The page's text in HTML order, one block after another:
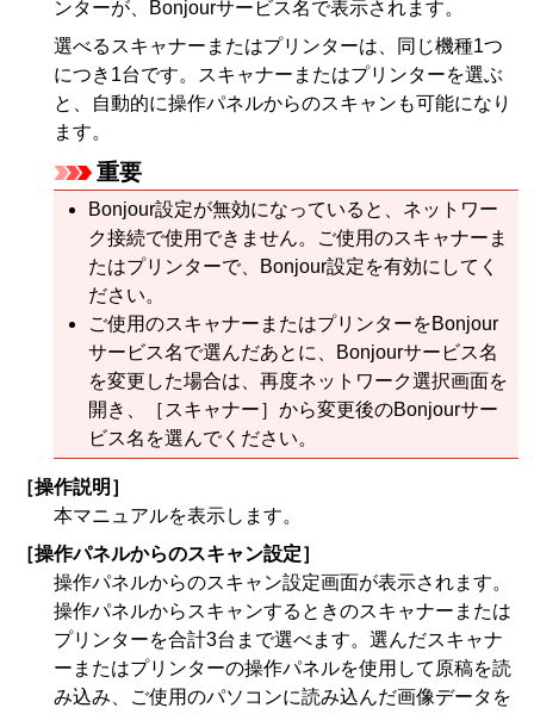
ンターが、 Bonjourサービス名で表示されます。
選べる スキャナー またはプリンターは、同じ機種1つ
につき1台です。 スキャナー またはプリンターを選ぶ
と、自動的に操作パネルからのスキャンも可能になり
ます。
重要
Bonjour設定が無効になっていると、ネットワー
ク接続で使用できません。
ご使用のスキャナー ま
たはプリンターで、 Bonjour設定を有効にしてく
ださい。
ご使用のスキャナー またはプリンターをBonjour
サービス名で選んだあとに、
Bonjourサービス名
を変更した場合は、再度ネットワーク選択画面を
開き、［ スキャナー］から変更後のBonjourサー
ビス名を選んでください。
［操作説明 ］
本マニュアルを表示します。
［操作パネルからのスキャン設定］
操作パネルからのスキャン設定画面が表示されます。
操作パネルからスキャンするときのスキャナー または
プリンターを合計3台まで選べます。選んだスキャナ
ー またはプリンターの操作パネルを使用して原稿を読
み込み、ご使用のパソコンに読み込んだ画像データを